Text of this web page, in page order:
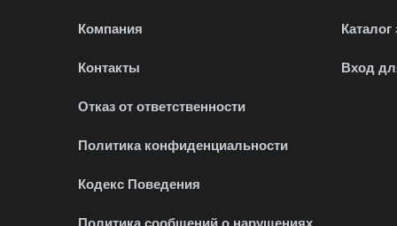
Компания
Контакты
Отказ от ответственности
Политика конфиденциальности
Кодекс Поведения
Каталог
Вход